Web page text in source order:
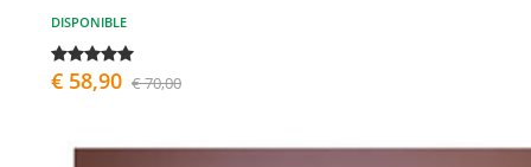
DISPONIBLE
€ 58,90 € 70,00